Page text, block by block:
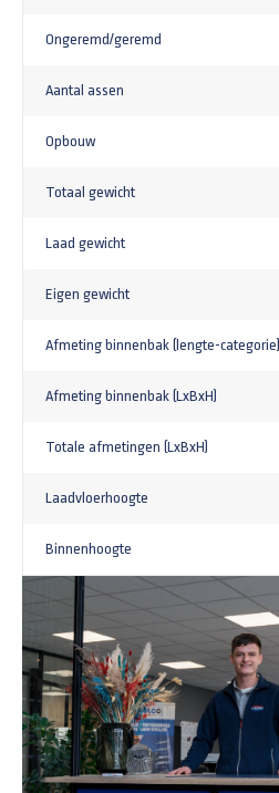
Ongeremd/geremd
Aantal assen
Opbouw
Totaal gewicht
Laad gewicht
Eigen gewicht
Afmeting binnenbak (lengte-categorie)
Afmeting binnenbak (LxBxH)
Totale afmetingen (LxBxH)
Laadvloerhoogte
Binnenhoogte